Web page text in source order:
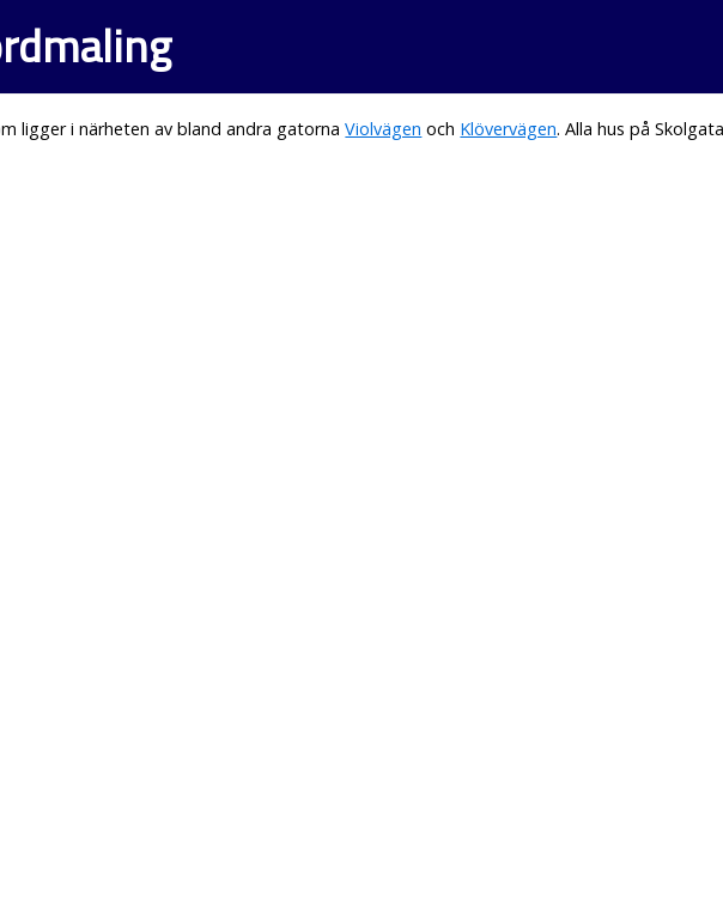
ligger i närheten av bland andra gatornaViolvägen och Klövervägen. Alla hus på